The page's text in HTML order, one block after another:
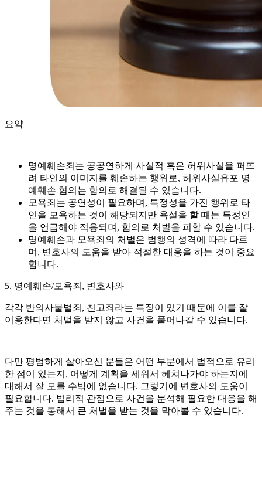
요약
명예훼손죄는 공공연하게 사실적 혹은 허위사실을 퍼뜨
려 타인의 이미지를 훼손하는 행위로, 허위사실유포 명
예훼손 혐의는 합의로 해결될 수 있습니다.
모욕죄는 공연성이 필요하며, 특정성을 가진 행위로 타
인을 모욕하는 것이 해당되지만 욕설을 할 때는 특정인
을 언급해야 적용되며, 합의로 처벌을 피할 수 있습니다.
명예훼손과 모욕죄의 처벌은 범행의 성격에 따라 다르
며, 변호사의 도움을 받아 적절한 대응을 하는 것이 중요
합니다.
5. 명예훼손/모욕죄, 변호사와
각각 반의사불벌죄, 친고죄라는 특징이 있기 때문에 이를 잘
이용한다면 처벌을 받지 않고 사건을 풀어나갈 수 있습니다.
다만 평범하게 살아오신 분들은 어떤 부분에서 법적으로 유리
한 점이 있는지, 어떻게 계획을 세워서 헤쳐나가야 하는지에
대해서 잘 모를 수밖에 없습니다. 그렇기에 변호사의 도움이
필요합니다. 법리적 관점으로 사건을 분석해 필요한 대응을 해
주는 것을 통해서 큰 처벌을 받는 것을 막아볼 수 있습니다.